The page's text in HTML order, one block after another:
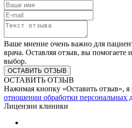
Ваше мнение очень важно для
врача. Оставляя отзыв, вы помогаете
выбор.
ОСТАВИТЬ ОТЗЫВ
Нажимая кнопку «Оставить отзыв»,
отношении обработки персональных
Лицензии клиники